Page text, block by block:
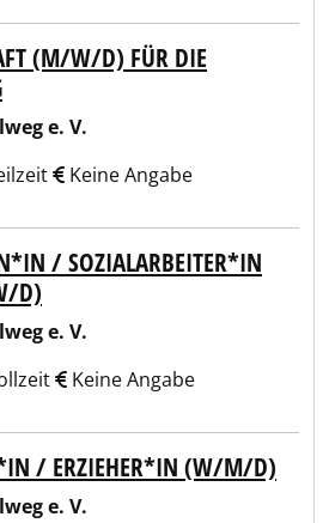
(M/W/D) FÜR DIE
e. V.
Keine Angabe
/ SOZIALARBEITER*IN
D)
e. V.
Keine Angabe
/ ERZIEHER*IN (W/M/D)
e. V.